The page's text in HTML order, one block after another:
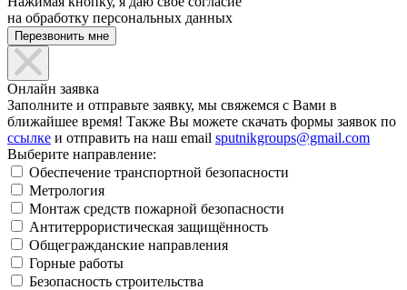
на обработку персональных данных
Онлайн заявка
Заполните и отправьте заявку, мы свяжемся с Вами в
ближайшее время! Также Вы можете скачать формы заявок по
ссылке и отправить на наш email sputnikgroups@gmail.com
Выберите направление:
Обеспечение транспортной безопасности
Метрология
Монтаж средств пожарной безопасности
Антитеррористическая защищённость
Общегражданские направления
Горные работы
Безопасность строительства